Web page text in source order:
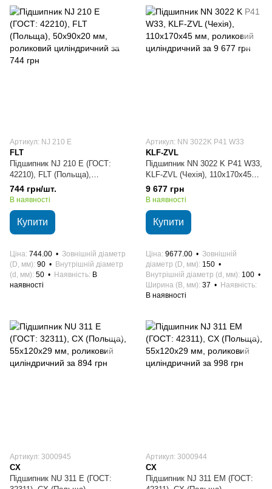
Артикул: NJ 210 E
FLT
Підшипник NJ 210 E (ГОСТ:
42210), FLT (Польща),
50х90х20 мм, роликовий
циліндричний
744 грн/шт.
В наявності
Купити
Ціна 744.00
Зовнішній діаметр
(D, мм) 90
Внутрішній діаметр
(d, мм) 50 Наявність В
наявності
Артикул: NN 3022K P41 W33
KLF-ZVL
Підшипник NN 3022 K P41 W33,
KLF-ZVL (Чехія), 110x170x45
мм, роликовий циліндричний
9 677 грн
В наявності
Купити
Ціна 9677.00
Зовнішній
діаметр (D, мм) 150
Внутрішній діаметр (d, мм) 100
Ширина (B, мм) 37
Наявність
В наявності
Артикул: 3000945
CX
Підшипник NU 311 E (ГОСТ:
Артикул: 3000944
CX
Підшипник NJ 311 EM (ГОСТ: